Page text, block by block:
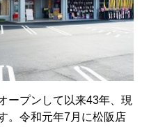
ープンして以来43年、現
。令和元年7月に松阪店